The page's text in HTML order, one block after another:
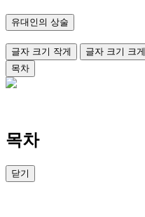
유대인의 상술
글자 크기 작게
글자 크기 크게
목차
목차
닫기